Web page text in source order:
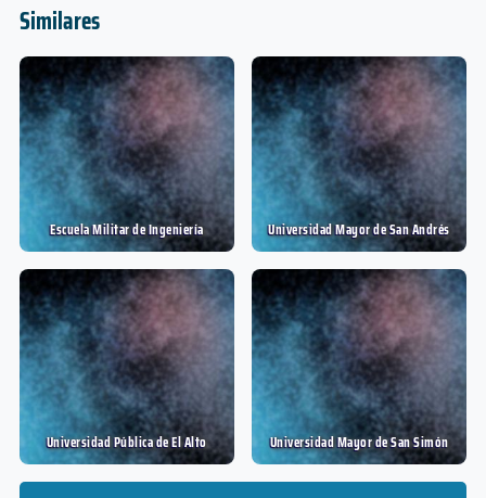
Similares
Escuela Militar de Ingeniería Universidad Mayor de San Andrés
Universidad Pública de El Alto Universidad Mayor de San Simón